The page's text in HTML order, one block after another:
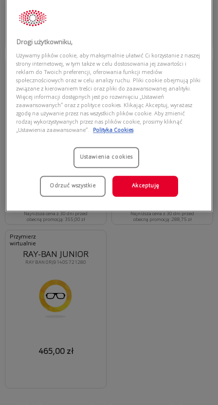
335,00 zł
Najniższa cena z 30 dni przed
obecną promocją: 254,60 zł
Przymierz
wirtualnie
RAY-BAN JUNIOR 0RJ9077S 719371
KIDS BIO-BASED
RAY-BAN JUNIOR KIDS
BIO-BASED
489,00 zł
Najniższa cena z 30 dni przed
obecną promocją: 355,00 zł
Przymierz
wirtualnie
RAY-BAN JUNIOR 0RJ9069S 7223U0
JUSTIN KIDS
RAY-BAN JUNIOR JUSTIN
KIDS
385,00 zł
Najniższa cena z 30 dni przed
obecną promocją: 288,75 zł
Przymierz
wirtualnie
RAY BAN 0RJ9140S 721280
RAY-BAN JUNIOR
465,00 zł
Drogi użytkowniku,
Używamy plików cookie, aby maksymalnie ułatwić Ci korzystanie z naszej
strony internetowej, w tym także w celu dostosowania jej zawartości i
reklam do Twoich preferencji, oferowania funkcji mediów
społecznościowych oraz w celu analizy ruchu. Pliki cookie obejmują pliki
związane z kierowaniem treści oraz pliki do zaawansowanej analityki.
Więcej informacji dostępnych jest po rozwinięciu „Ustawień
zaawansowanych” oraz z polityce cookies. Klikając Akceptuj, wyrażasz
zgodę na używanie przez nas wszystkich plików cookie. Aby zmienić
rodzaj wykorzystywanych przez nas plików cookie, prosimy kliknąć
„Ustawienia zaawansowane”.
Polityka Cookies
Ustawienia cookies
Odrzuć wszystkie Akceptuję